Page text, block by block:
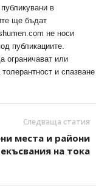
в
ще бъдат
не носи
публикациите.
ограничават или
и спазване
Следваща статия
места и райони
на тока